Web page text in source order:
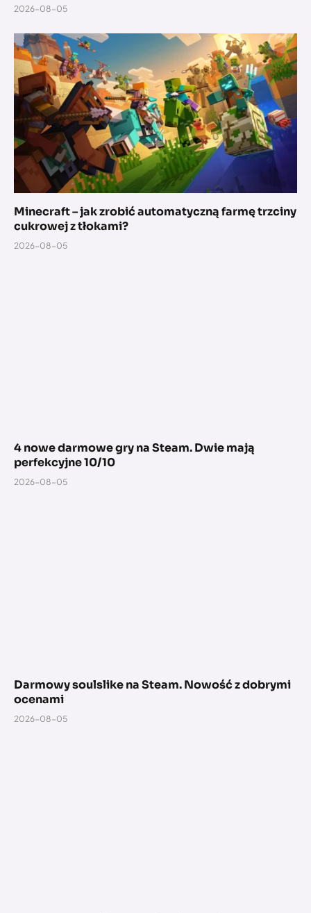
2026-08-05
Minecraft – jak zrobić automatyczną farmę trzciny
cukrowej z tłokami?
2026-08-05
4 nowe darmowe gry na Steam. Dwie mają
perfekcyjne 10/10
2026-08-05
Darmowy soulslike na Steam. Nowość z dobrymi
ocenami
2026-08-05